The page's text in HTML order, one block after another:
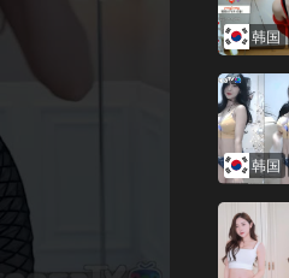
韩国
韩国